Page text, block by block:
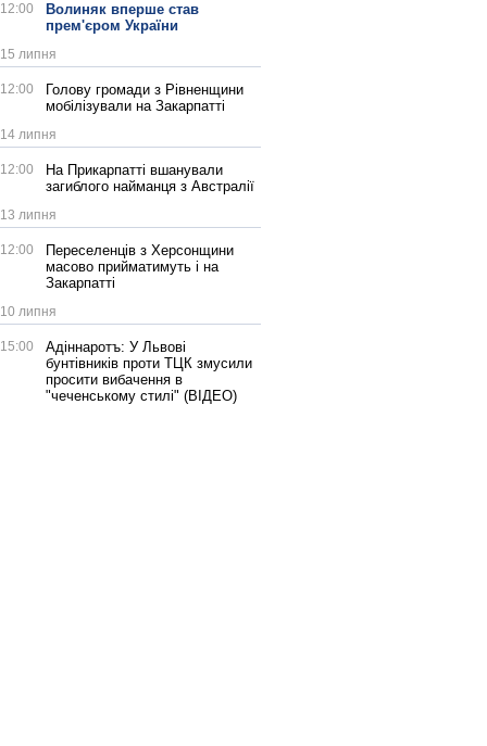
12:00
Волиняк вперше став
прем'єром України
15 липня
12:00
Голову громади з Рівненщини
мобілізували на Закарпатті
14 липня
12:00
На Прикарпатті вшанували
загиблого найманця з Австралії
13 липня
12:00
Переселенців з Херсонщини
масово прийматимуть і на
Закарпатті
10 липня
15:00
Адіннаротъ: У Львові
бунтівників проти ТЦК змусили
просити вибачення в
"чеченському стилі" (ВІДЕО)